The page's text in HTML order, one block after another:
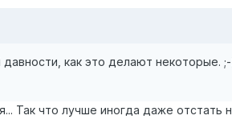
как это делают некоторые.
Так что лучше иногда даже отстать